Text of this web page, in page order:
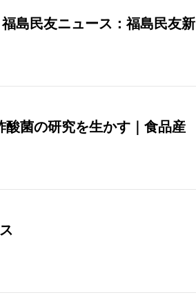
島民友ニュース：福島民友新
酸菌の研究を生かす｜食品産